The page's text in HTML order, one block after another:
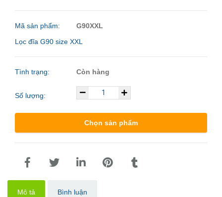
Mã sản phẩm:
G90XXL
Lọc đĩa G90 size XXL
Tình trạng: Còn hàng
Số lượng:
Chọn sản phẩm
Mô tả Bình luận